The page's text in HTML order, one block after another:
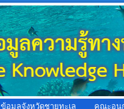
ข้อมูลจังหวัดชายทะเล คณะอนุ